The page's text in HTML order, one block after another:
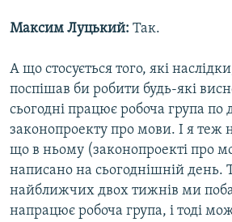
Максим Луцький: Так.
А що стосується того, які
поспішав би робити будь-які
сьогодні працює робоча група
законопроекту про мови. І я теж
що в ньому (законопроекті про
написано на сьогоднішній день.
найближчих двох тижнів ми
напрацює робоча група, і тоді